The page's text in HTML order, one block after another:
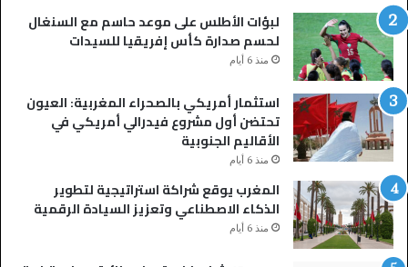
ا
ل
س
ب
ت
أ
و
ل
ا
ا
ل
ن
م
لبؤات الأطلس على موعد حاسم مع السنغال
لحسم صدارة كأس إفريقيا للسيدات
منذ 6 أيام
استثمار أمريكي بالصحراء المغربية: العيون
تحتضن أول مشروع فيدرالي أمريكي في
الأقاليم الجنوبية
منذ 6 أيام
المغرب يوقع شراكة استراتيجية لتطوير
الذكاء الاصطناعي وتعزيز السيادة الرقمية
منذ 6 أيام